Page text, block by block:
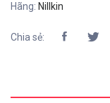
Hãng: Nillkin
Chia sẻ: